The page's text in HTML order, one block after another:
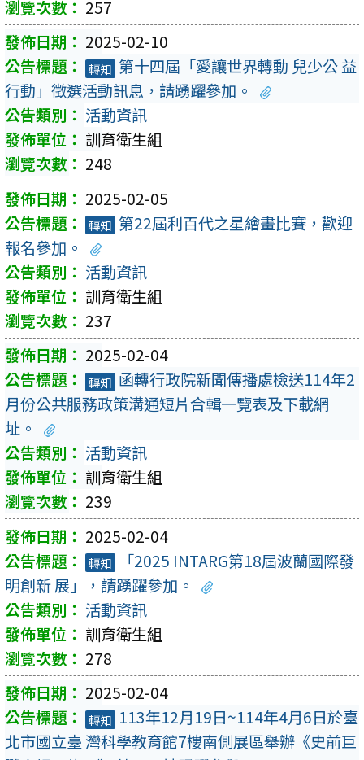
257
2025-02-10
轉知 第十四屆「愛讓世界轉動 兒少公 益
行動」徵選活動訊息，請踴躍參加。
活動資訊
訓育衛生組
248
2025-02-05
轉知 第22屆利百代之星繪畫比賽，歡迎
報名參加。
活動資訊
訓育衛生組
237
2025-02-04
轉知 函轉行政院新聞傳播處檢送114年2
月份公共服務政策溝通短片合輯一覽表及下載網
址。
活動資訊
訓育衛生組
239
2025-02-04
轉知
「2025 INTARG第18屆波蘭國際發
明創新 展」，請踴躍參加。
活動資訊
訓育衛生組
278
2025-02-04
轉知 113年12月19日~114年4月6日於臺
北市國立臺 灣科學教育館7樓南側展區舉辦《史前巨